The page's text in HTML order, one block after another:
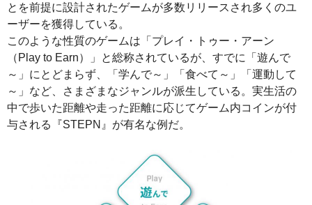
とを前提に設計されたゲームが多数リリースされ多くのユ
ーザーを獲得している。
このような性質のゲームは「プレイ・トゥー・アーン
（Play to Earn）」と総称されているが、すでに「遊んで
～」にとどまらず、「学んで～」「食べて～」「運動して
～」など、さまざまなジャンルが派生している。実生活の
中で歩いた距離や走った距離に応じてゲーム内コインが付
与される『STEPN』が有名な例だ。